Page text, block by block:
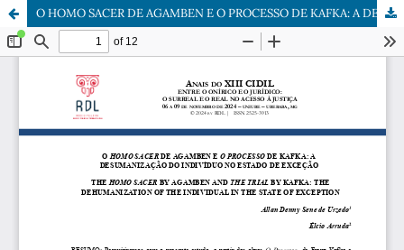
O HOMO SACER DE AGAMBEN E O PROCESSO DE KAFKA: A DESUMANIZAÇÃO DO INDIVÍDUO NO ESTADO DE EXCEÇÃO